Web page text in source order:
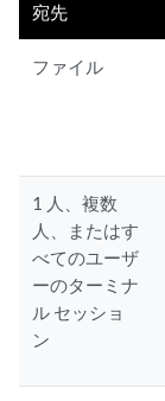
    }
宛先
ファイル
1 人、複数
人、またはす
べてのユーザ
ーのターミナ
ル セッショ
ン